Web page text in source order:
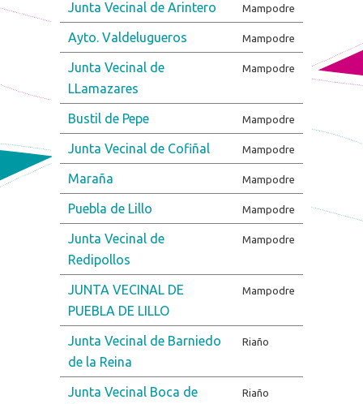
Junta Vecinal de Arintero Mampodre
Ayto. Valdelugueros Mampodre
Junta Vecinal de
LLamazares
Mampodre
Bustil de Pepe Mampodre
Junta Vecinal de Cofiñal Mampodre
Maraña Mampodre
Puebla de Lillo Mampodre
Junta Vecinal de
Redipollos
Mampodre
JUNTA VECINAL DE
PUEBLA DE LILLO
Mampodre
Junta Vecinal de Barniedo
de la Reina
Riaño
Junta Vecinal Boca de
Riaño